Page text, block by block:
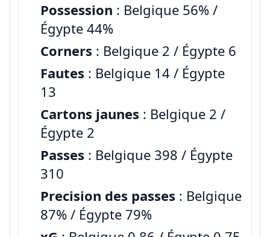
Possession : Belgique 56% /
Égypte 44%
Corners : Belgique 2 / Égypte 6
Fautes : Belgique 14 / Égypte
13
Cartons jaunes : Belgique 2 /
Égypte 2
Passes : Belgique 398 / Égypte
310
Precision des passes : Belgique
87% / Égypte 79%